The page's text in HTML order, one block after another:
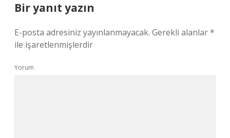
Bir yanıt yazın
E-posta adresiniz yayınlanmayacak. Gerekli alanlar*
ile işaretlenmişlerdir
Yorum